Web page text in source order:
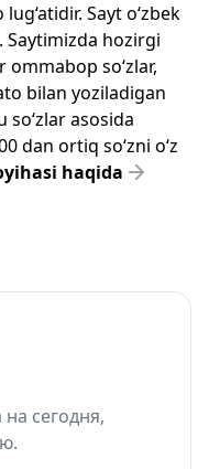
Sayt o‘zbek
Saytimizda hozirgi
so‘zlar,
bilan yoziladigan
so‘zlar asosida
dan ortiq so‘zni o‘z
haqida
сегодня,